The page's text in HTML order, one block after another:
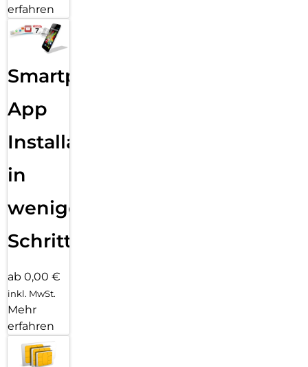
erfahren
Smartphone
App
Installation
in
wenigen
Schritten
ab 0,00 €
inkl. MwSt.
Mehr
erfahren